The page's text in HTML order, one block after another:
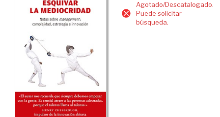
Agotado/Descatalogado.
Puede solicitar
búsqueda.